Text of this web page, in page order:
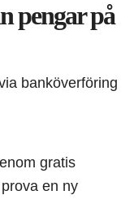
pengar på
banköverföring
gratis
en ny